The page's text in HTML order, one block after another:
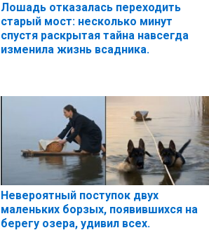
Лошадь отказалась переходить
старый мост: несколько минут
спустя раскрытая тайна навсегда
изменила жизнь всадника.
Невероятный поступок двух
маленьких борзых, появившихся на
берегу озера, удивил всех.